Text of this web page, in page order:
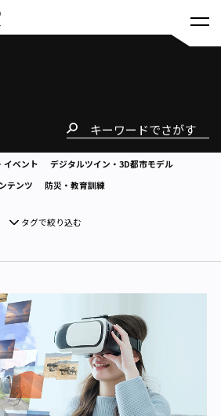
イベント
デジタルツイン・3D都市モデル
テンツ
防災・教育訓練
タグで絞り込む